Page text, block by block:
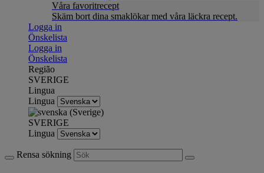
Våra favoritrecept
Skäm bort dina smaklökar med våra läckra recept.
Logga in
Önskelista
Logga in
Önskelista
Região
SVERIGE
Lingua
Lingua
SVERIGE
Lingua
Rensa sökning